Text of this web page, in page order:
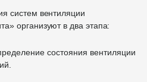
систем вентиляции
организуют в два этапа:
состояния вентиляции